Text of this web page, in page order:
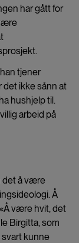
har gått for
tjener
det ikke sånn at
hushjelp til.
arbeid på
det å være
Å
være hvit, det
Birgitta, som
kunne